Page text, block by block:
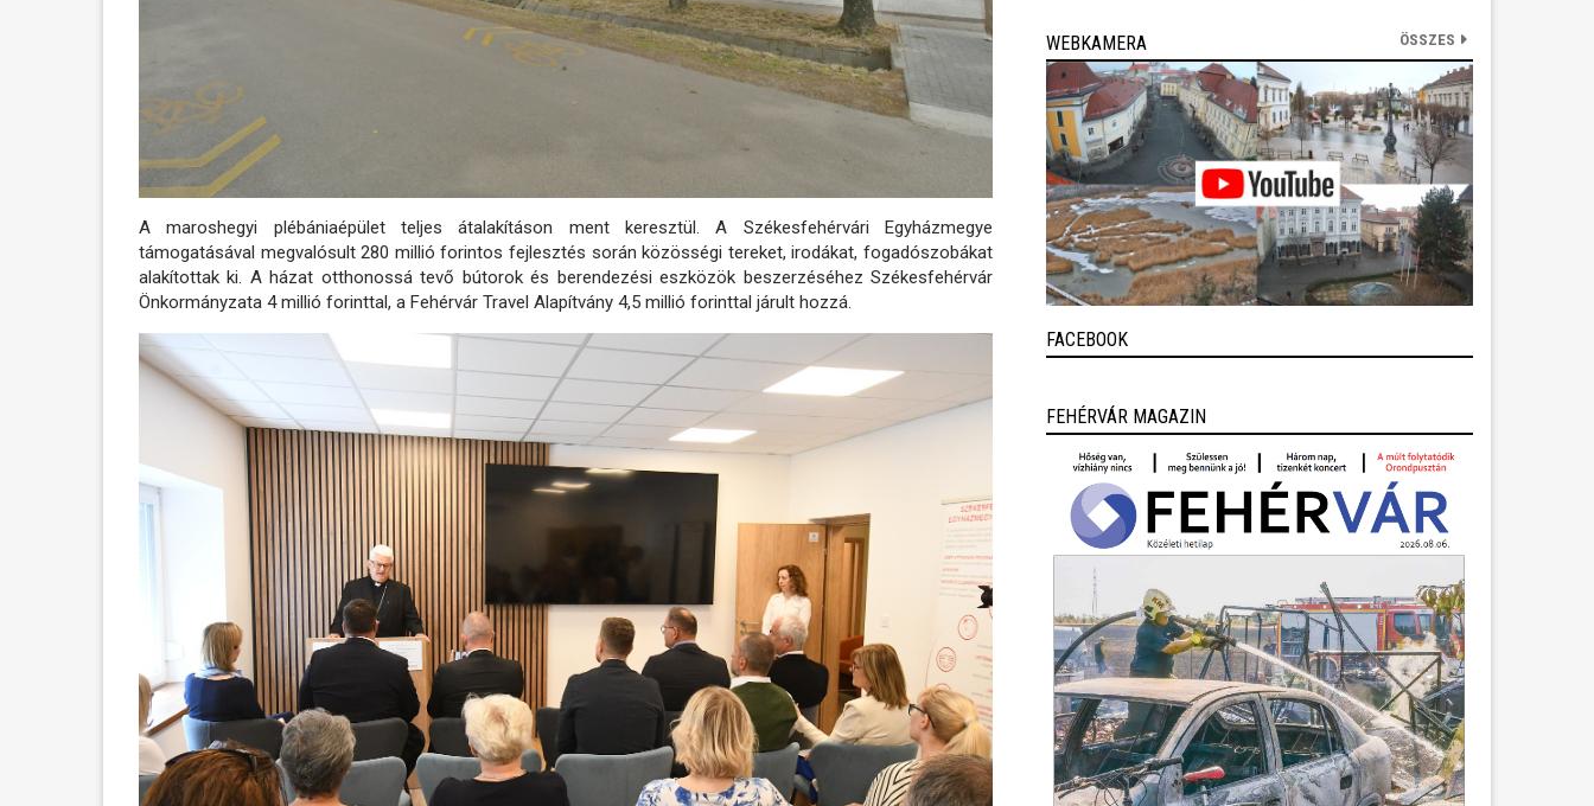
A maroshegyi plébániaépület teljes átalakításon ment keresztül. A Székesfehérvári Egyházmegye
támogatásával megvalósult 280 millió forintos fejlesztés során közösségi tereket, irodákat, fogadószobákat
alakítottak ki. A házat otthonossá tevő bútorok és berendezési eszközök beszerzéséhez Székesfehérvár
Önkormányzata 4 millió forinttal, a Fehérvár Travel Alapítvány 4,5 millió forinttal járult hozzá.
WEBKAMERA ÖSSZES
FACEBOOK
FEHÉRVÁR MAGAZIN